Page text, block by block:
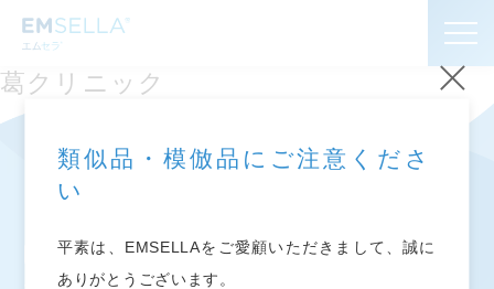
エムセラ
よくあるご質問
葛クリニック
類似品・模倣品にご注意くださ
い
平素は、EMSELLAをご愛顧いただきまして、誠に
ありがとうございます。